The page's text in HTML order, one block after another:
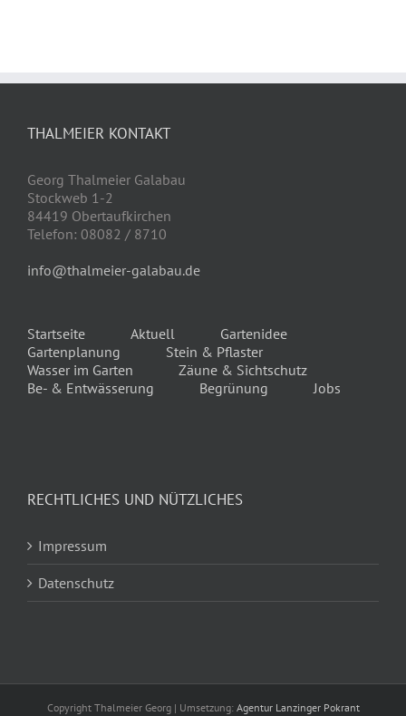
THALMEIER KONTAKT
Georg Thalmeier Galabau
Stockweb 1-2
84419 Obertaufkirchen
Telefon: 08082 / 8710
info@thalmeier-galabau.de
Startseite Aktuell
Gartenidee
Gartenplanung
Stein & Pflaster
Wasser im Garten
Zäune & Sichtschutz
Be- & Entwässerung
Begrünung Jobs
RECHTLICHES UND NÜTZLICHES
Impressum
Datenschutz
Copyright Thalmeier Georg | Umsetzung: Agentur Lanzinger Pokrant